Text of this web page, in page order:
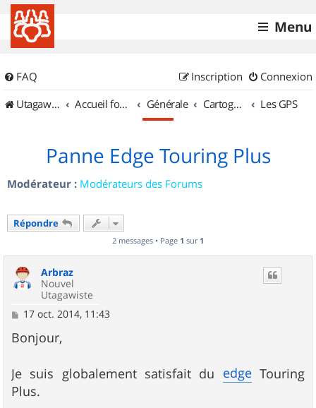
Menu
FAQ Connexion
Inscription
UtagawaVTT (Randos VTT et VTTAE avec traces GPS)
Accueil forum Générale Cartographie et GPS Les GPS
Panne Edge Touring Plus
Modérateur : Modérateurs des Forums
Répondre
2 messages • Page 1 sur 1
Arbraz
Nouvel
Utagawiste
M
s
s
g
e
17 oct. 2014, 11:43
Bonjour,
Je suis globalement satisfait du edgeTouring
Plus.